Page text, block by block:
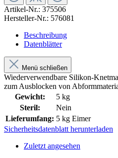
Artikel-Nr.: 375506
Hersteller-Nr.: 576081
Beschreibung
Datenblätter
Menü schließen
Wiederverwendbare Silikon-
zum Ausblocken von
Gewicht:
5 kg
Steril:
Nein
Lieferumfang: 5 kg Eimer
Sicherheitsdatenblatt herunterladen
Zuletzt angesehen